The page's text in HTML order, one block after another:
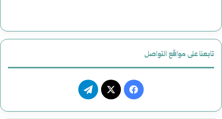
تابعنا على مواقع التواصل
فيسبوك
‫X تيلقرام